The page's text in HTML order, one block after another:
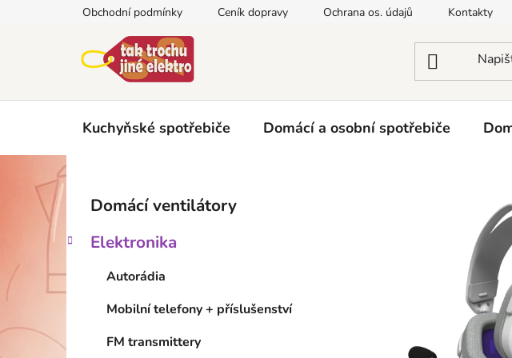
Obchodní podmínky Ceník dopravy Ochrana os. údajů Kontakty
Kuchyňské spotřebiče Domácí a osobní spotřebiče
s
r
a
n
Přeskočit
kategorie
e
o
r
Domácí ventilátory
Elektronika
Autorádia
Mobilní telefony + příslušenství
FM transmittery